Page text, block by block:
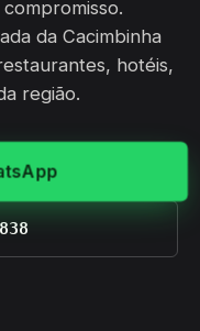
da Cacimbinha
hotéis,
região.